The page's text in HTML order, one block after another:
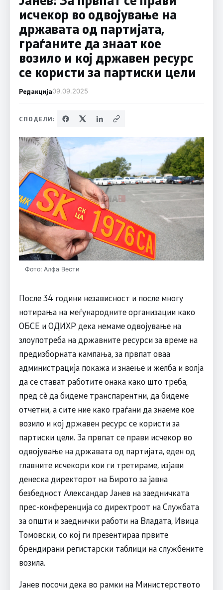
исчекор во одвојување на
државата од партијата,
граѓаните да знаат кое
возило и кој државен ресурс
се користи за партиски цели
Редакција09.09.2025
СПОДЕЛИ:
Фото: Алфа Вести
После 34 години независност и после многу
нотирања на меѓународните организации како
ОБСЕ и ОДИХР дека немаме одвојување на
злоупотреба на државните ресурси за време на
предизборната кампања, за првпат оваа
администрација покажа и знаење и желба и волја
да се стават работите онака како што треба,
пред сѐ да бидеме транспарентни, да бидеме
отчетни, а сите ние како граѓани да знаеме кое
возило и кој државен ресурс се користи за
партиски цели. За првпат се прави исчекор во
одвојување на државата од партијата, еден од
главните исчекори кои ги третираме, изјави
денеска директорот на Бирото за јавна
безбедност Александар Јанев на заедничката
прес-конференција со директроот на Службата
за општи и заеднички работи на Владата, Ивица
Томовски, со кој ги презентираа првите
брендирани регистарски таблици на службените
возила.
Јанев посочи дека во рамки на Министерството